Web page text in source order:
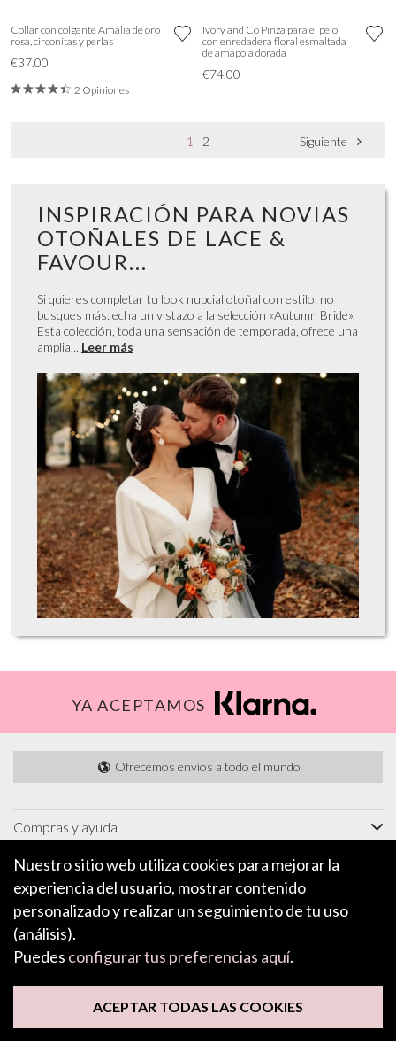
Collar con colgante Amalia de oro
rosa, circonitas y perlas
€37.00
2 Opiniones
Ivory and Co Pinza para el pelo
con enredadera floral esmaltada
de amapola dorada
€74.00
1 2 Siguiente
INSPIRACIÓN PARA NOVIAS
OTOÑALES DE LACE &
FAVOUR...
Si quieres completar tu look nupcial otoñal con estilo, no
busques más: echa un vistazo a la selección «Autumn Bride».
Esta colección, toda una sensación de temporada, ofrece una
amplia... Leer más
YA ACEPTAMOS
Ofrecemos envíos a todo el mundo
Compras y ayuda
Información
Características e inspiración
Acerca de
Nuestro sitio web utiliza cookies para mejorar la
experiencia del usuario, mostrar contenido
personalizado y realizar un seguimiento de tu uso
(análisis).
Puedes configurar tus preferencias aquí.
ACEPTAR TODAS LAS COOKIES